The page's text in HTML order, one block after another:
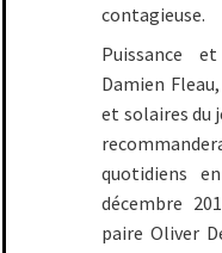
contagieuse.
Puissance
Damien
et solaires du
quotidiens
décembre
paire Oliver